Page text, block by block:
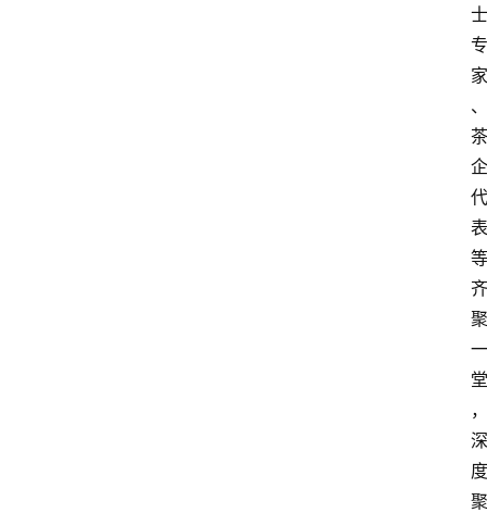
士
专
家
、
茶
企
代
表
等
齐
聚
一
堂
，
深
度
聚